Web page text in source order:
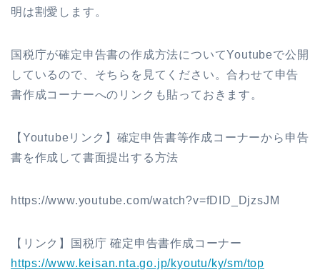
明は割愛します。
国税庁が確定申告書の作成方法についてYoutubeで公開
しているので、そちらを見てください。合わせて申告
書作成コーナーへのリンクも貼っておきます。
【Youtubeリンク】 確定申告書等作成コーナーから申告
書を作成して書面提出する方法
https://www.youtube.com/watch?v=fDID_DjzsJM
【リンク】国税庁 確定申告書作成コーナー
https://www.keisan.nta.go.jp/kyoutu/ky/sm/top